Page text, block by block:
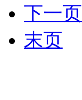
下一页
末页